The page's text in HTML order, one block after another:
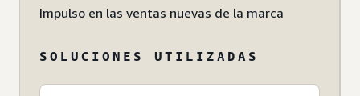
Impulso en las ventas nuevas de la marca
SOLUCIONES UTILIZADAS